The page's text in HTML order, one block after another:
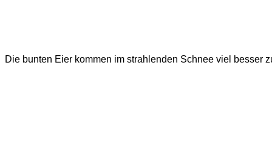
Die bunten Eier kommen im strahlenden Schnee viel besser